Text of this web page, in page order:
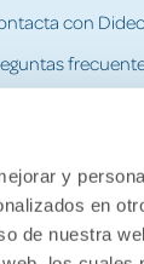
y
en
de nuestra
con